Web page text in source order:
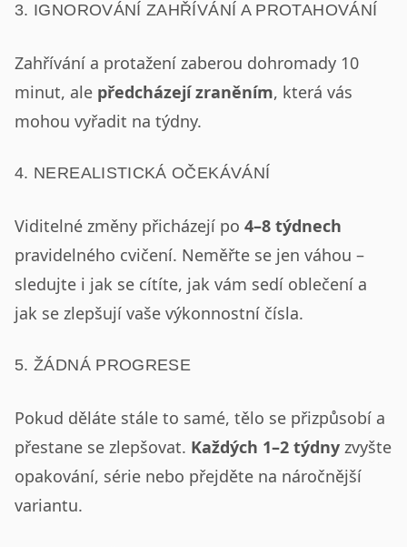
3. IGNOROVÁNÍ ZAHŘÍVÁNÍ A PROTAHOVÁNÍ
Zahřívání a protažení zaberou dohromady 10
minut, ale předcházejí zraněním, která vás
mohou vyřadit na týdny.
4. NEREALISTICKÁ OČEKÁVÁNÍ
Viditelné změny přicházejí po 4–8 týdnech
pravidelného cvičení. Neměřte se jen váhou –
sledujte i jak se cítíte, jak vám sedí oblečení a
jak se zlepšují vaše výkonnostní čísla.
5. ŽÁDNÁ PROGRESE
Pokud děláte stále to samé, tělo se přizpůsobí a
přestane se zlepšovat. Každých 1–2 týdny zvyšte
opakování, série nebo přejděte na náročnější
variantu.